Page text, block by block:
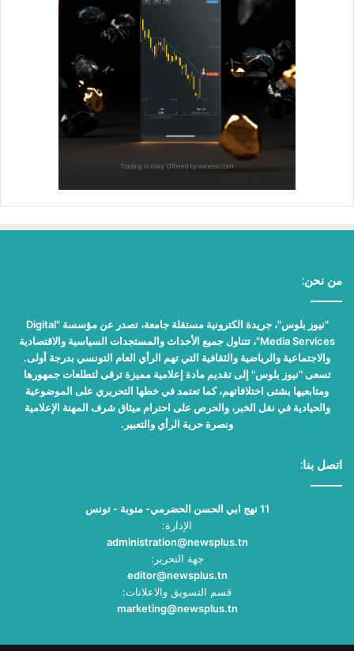
من نحن:
"نيوز بلوس"، جريدة الكترونية مستقلة جامعة، تصدر عن مؤسسة "Digital
Media Services"، تتناول جميع الأحداث والمستجدات السياسية والاقتصادية
والاجتماعية والرياضية والثقافية التي تهم الرأي العام التونسي بدرجة أولى.
تسعى "نيوز بلوس" إلى تقديم مادة إعلامية مميزة ترقى لتطلعات جمهورها
ومتابعيها بشتى اختلافاتهم، كما تعتمد في خطها التحريري على الموضوعية
والحيادية في نقل الخبر، والحرص على احترام ميثاق شرف المهنة الإعلامية
ونصرة حرية الرأي والتعبير.
اتصل بنا:
11 نهج ابي الحسن الحضرمي- منوبة - تونس
الإدارة:
administration@newsplus.tn
جهة التحرير:
editor@newsplus.tn
قسم التسويق والاعلانات:
marketing@newsplus.tn